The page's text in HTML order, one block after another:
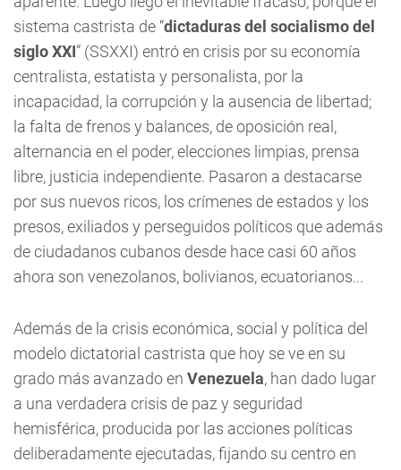
sistema castrista de “dictaduras del socialismo del
siglo XXI” (SSXXI) entró en crisis por su economía
centralista, estatista y personalista, por la
incapacidad, la corrupción y la ausencia de libertad;
la falta de frenos y balances, de oposición real,
alternancia en el poder, elecciones limpias, prensa
libre, justicia independiente. Pasaron a destacarse
por sus nuevos ricos, los crímenes de estados y los
presos, exiliados y perseguidos políticos que además
de ciudadanos cubanos desde hace casi 60 años
ahora son venezolanos, bolivianos, ecuatorianos...
Además de la crisis económica, social y política del
modelo dictatorial castrista que hoy se ve en su
grado más avanzado en Venezuela, han dado lugar
a una verdadera crisis de paz y seguridad
hemisférica, producida por las acciones políticas
deliberadamente ejecutadas, fijando su centro en